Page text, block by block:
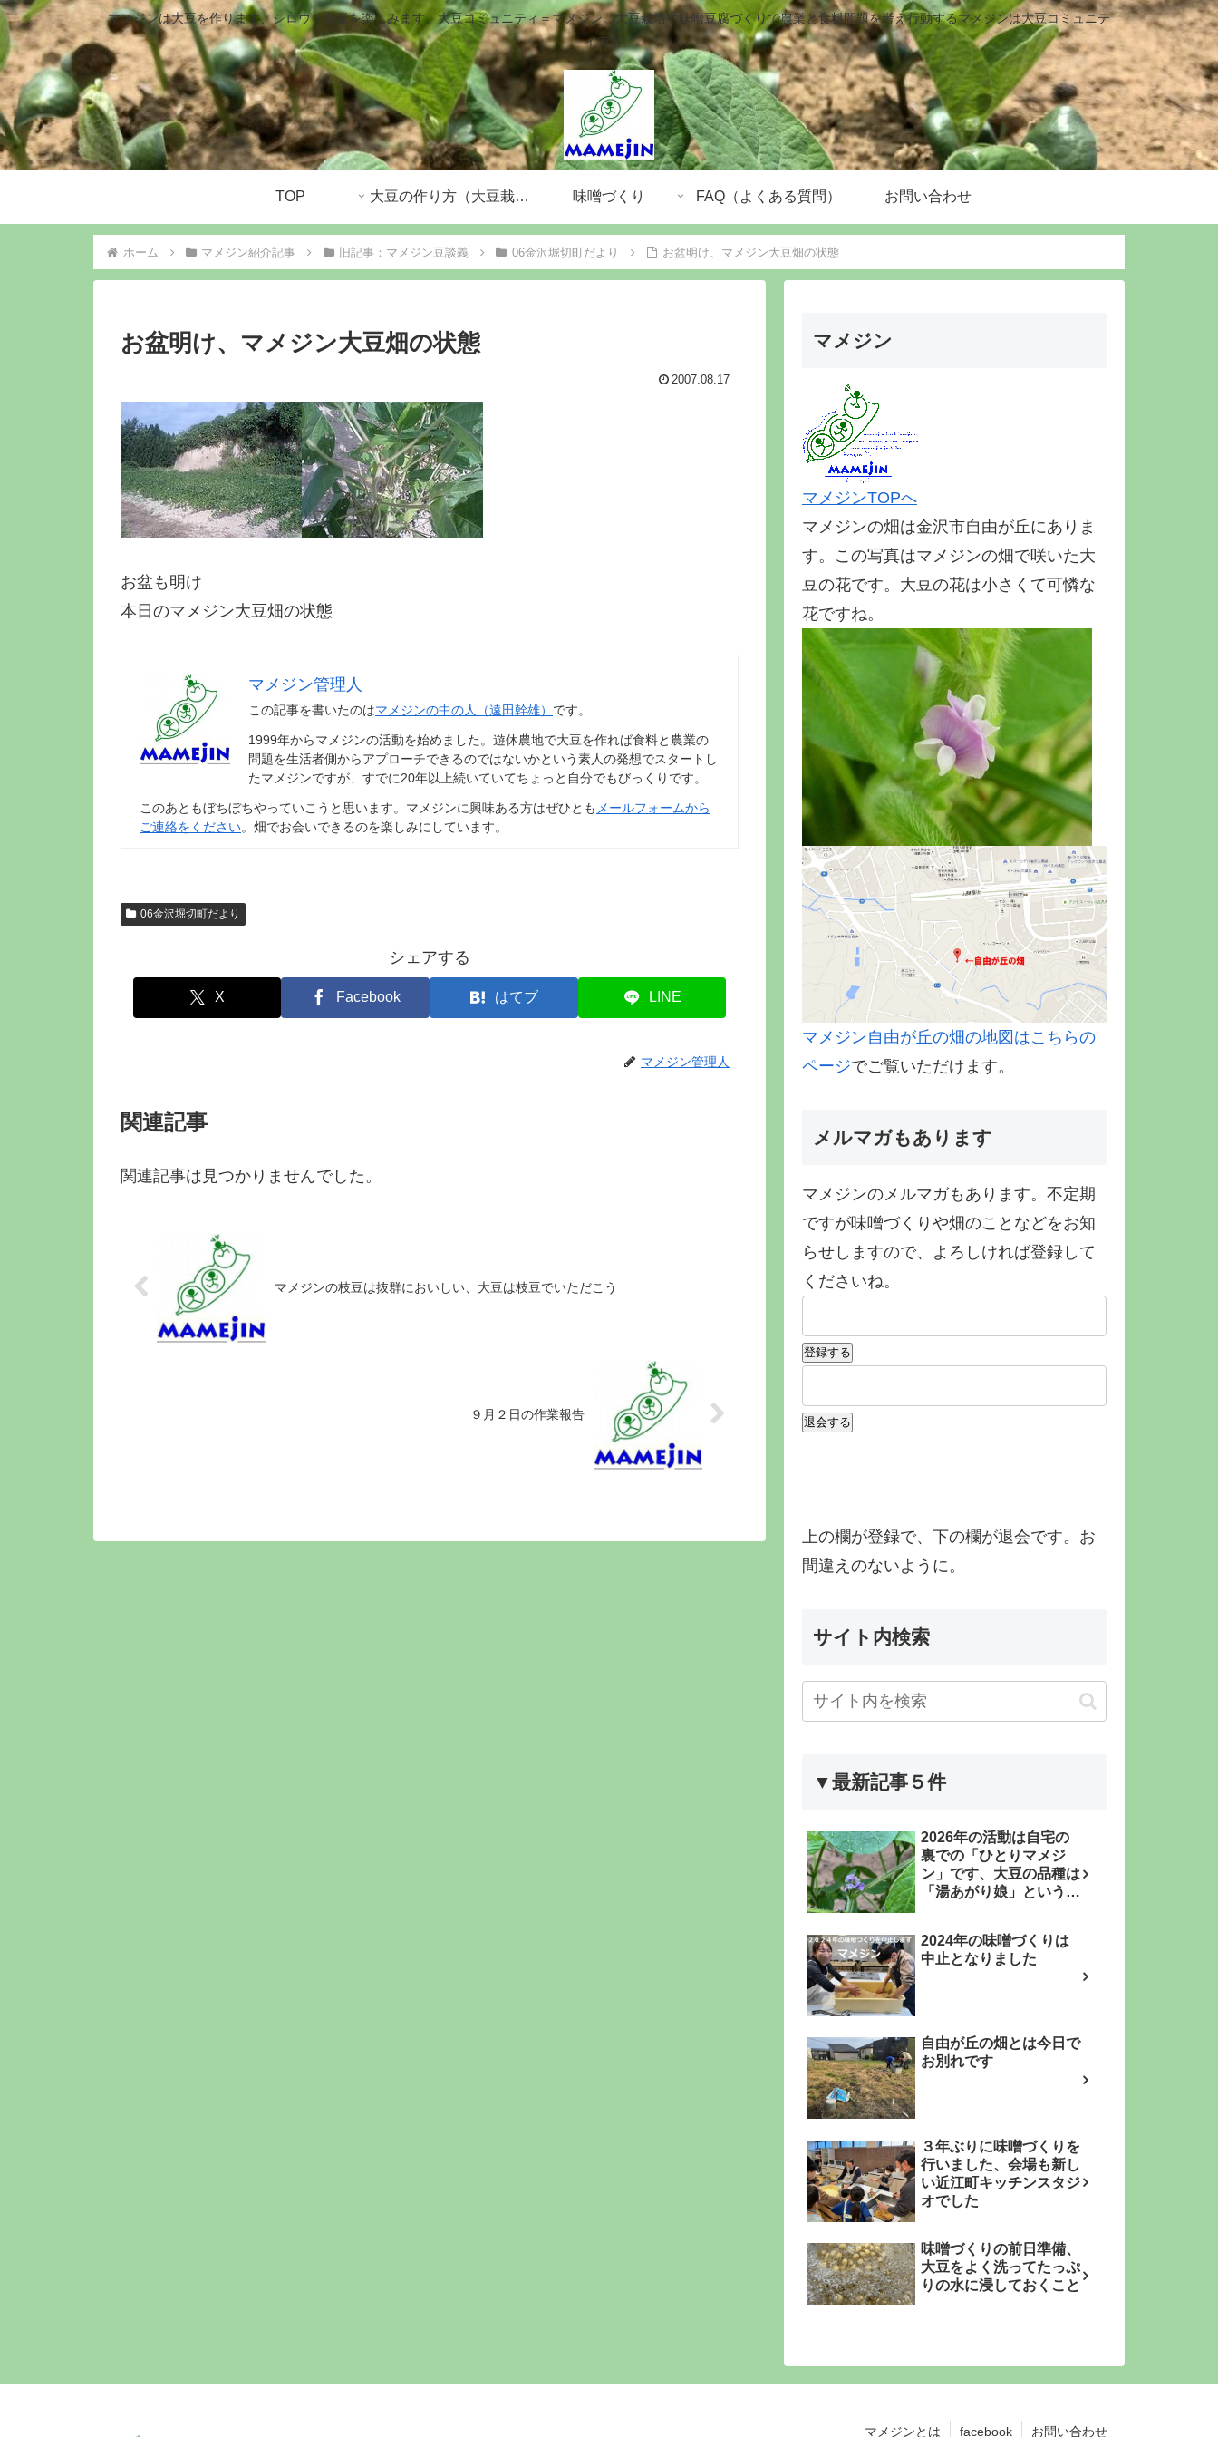
マメジンは大豆を作ります、シロウト農業を楽しみます、大豆コミュニティ＝マメジン。大豆栽培や味噌豆腐づくりで農業と食料問題を考え行動するマメジンは大豆コミュニテ
ィです。
TOP 大豆の作り方（大豆栽培） 味噌づくり FAQ（よくある質問） お問い合わせ
ホーム マメジン紹介記事 旧記事：マメジン豆談義 06金沢堀切町だより お盆明け、マメジン大豆畑の状態
お盆明け、マメジン大豆畑の状態
2007.08.17
お盆も明け
本日のマメジン大豆畑の状態
マメジン管理人
この記事を書いたのはマメジンの中の人（遠田幹雄） です。
1999年からマメジンの活動を始めました。遊休農地で大豆を作れば食料と農業の
問題を生活者側からアプローチできるのではないかという素人の発想でスタートし
たマメジンですが、すでに20年以上続いていてちょっと自分でもびっくりです。
このあともぼちぼちやっていこうと思います。マメジンに興味ある方はぜひとも メールフォームから
ご連絡をください。畑でお会いできるのを楽しみにしています。
06金沢堀切町だより
シェアする
X Facebook はてブ LINE
マメジン管理人
関連記事
関連記事は見つかりませんでした。
マメジンの枝豆は抜群においしい、大豆は枝豆でいただこう
９月２日の作業報告
マメジン
マメジンTOPへ
マメジンの畑は金沢市自由が丘にありま
す。この写真はマメジンの畑で咲いた大
豆の花です。大豆の花は小さくて可憐な
花ですね。
マメジン自由が丘の畑の地図はこちらの
ページでご覧いただけます。
メルマガもあります
マメジンのメルマガもあります。不定期
ですが味噌づくりや畑のことなどをお知
らせしますので、よろしければ登録して
くださいね。
上の欄が登録で、下の欄が退会です。お
間違えのないように。
サイト内検索
▼最新記事５件
2026年の活動は自宅の
裏での「ひとりマメジ
ン」です、大豆の品種は
「湯あがり娘」という枝
2024年の味噌づくりは
中止となりました
自由が丘の畑とは今日で
お別れです
３年ぶりに味噌づくりを
行いました、会場も新し
い近江町キッチンスタジ
オでした
味噌づくりの前日準備、
大豆をよく洗ってたっぷ
りの水に浸しておくこと
マメジンとは facebook お問い合わせ